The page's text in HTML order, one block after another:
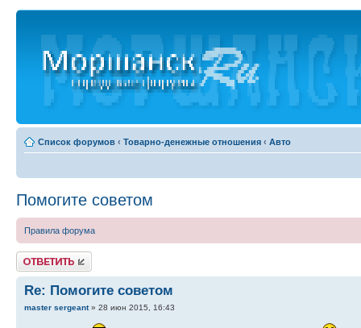
Список форумов ‹ Товарно-денежные отношения ‹ Авто
Помогите советом
Правила форума
Ответить
Re: Помогите советом
master sergeant» 28 июн 2015, 16:43